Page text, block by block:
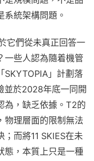
統架構問題。
它們從未真正回答一
一些人認為隨着機管
SKYTOPIA」計劃落
並於2028年底一同開
為，缺乏依據。T2的
物理層面的限制無法
而將11 SKIES在未
態，本質上只是一種